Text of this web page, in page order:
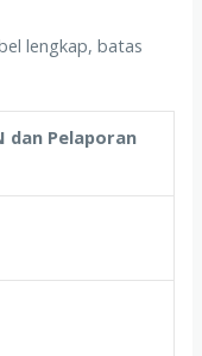
lengkap, batas
dan Pelaporan